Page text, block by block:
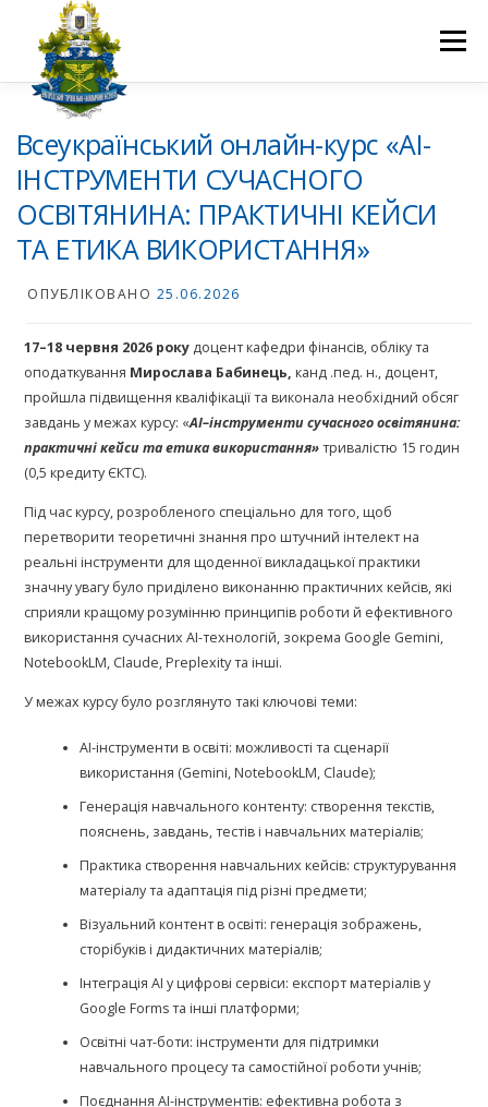
Меню
ПРО НАС
НОВИНИ ВСТУП 2026 ВОЛОНТЕРСТВО КОНТАКТИ
Всеукраїнський онлайн-курс «AI-
ІНСТРУМЕНТИ СУЧАСНОГО
ОСВІТЯНИНА: ПРАКТИЧНІ КЕЙСИ
ТА ЕТИКА ВИКОРИСТАННЯ»
ОПУБЛІКОВАНО 25.06.2026
17–18 червня 2026 року доцент кафедри фінансів, обліку та
оподаткування Мирослава Бабинець, канд .пед. н., доцент,
пройшла підвищення кваліфікації та виконала необхідний обсяг
завдань у межах курсу: «АІ–інструментисучасногоосвітянина:
практичнікейситаетикавикористання»тривалістю 15 годин
(0,5 кредиту ЄКТС).
Під час курсу, розробленого спеціально для того, щоб
перетворити теоретичні знання про штучний інтелект на
реальні інструменти для щоденної викладацької практики
значну увагу було приділено виконанню практичних кейсів, які
сприяли кращому розумінню принципів роботи й ефективного
використання сучасних AI-технологій, зокрема Google Gemini,
NotebookLM, Claude, Preplexity та інші.
У межах курсу було розглянуто такі ключові теми:
AI-інструменти в освіті: можливості та сценарії
використання (Gemini, NotebookLM, Claude);
Генерація навчального контенту: створення текстів,
пояснень, завдань, тестів і навчальних матеріалів;
Практика створення навчальних кейсів: структурування
матеріалу та адаптація під різні предмети;
Візуальний контент в освіті: генерація зображень,
сторібуків і дидактичних матеріалів;
Інтеграція AI у цифрові сервіси: експорт матеріалів у
Google Forms та інші платформи;
Освітні чат-боти: інструменти для підтримки
навчального процесу та самостійної роботи учнів;
Поєднання AI-інструментів: ефективна робота з